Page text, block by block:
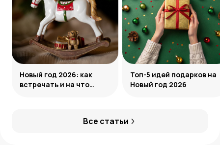
Все статьи
Новый год 2026: как
встречать и на что
Топ-5 идей подарков на
Новый год 2026